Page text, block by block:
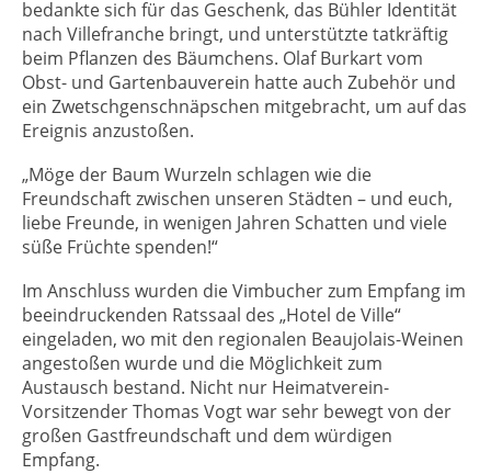
bedankte sich für das Geschenk, das Bühler Identität
nach Villefranche bringt, und unterstützte tatkräftig
beim Pflanzen des Bäumchens. Olaf Burkart vom
Obst- und Gartenbauverein hatte auch Zubehör und
ein Zwetschgenschnäpschen mitgebracht, um auf das
Ereignis anzustoßen.
„Möge der Baum Wurzeln schlagen wie die
Freundschaft zwischen unseren Städten – und euch,
liebe Freunde, in wenigen Jahren Schatten und viele
süße Früchte spenden!“
Im Anschluss wurden die Vimbucher zum Empfang im
beeindruckenden Ratssaal des „Hotel de Ville“
eingeladen, wo mit den regionalen Beaujolais-Weinen
angestoßen wurde und die Möglichkeit zum
Austausch bestand. Nicht nur Heimatverein-
Vorsitzender Thomas Vogt war sehr bewegt von der
großen Gastfreundschaft und dem würdigen
Empfang.